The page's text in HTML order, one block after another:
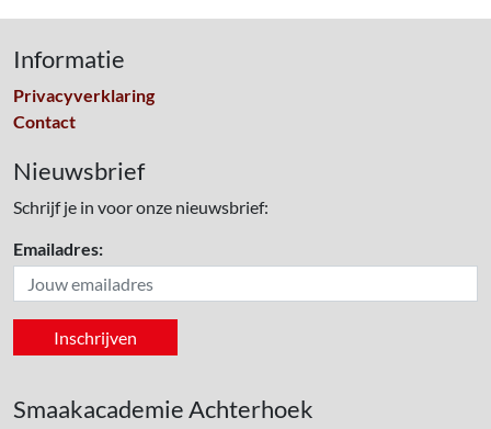
Informatie
Privacyverklaring
Contact
Nieuwsbrief
Schrijf je in voor onze nieuwsbrief:
Emailadres:
Smaakacademie Achterhoek